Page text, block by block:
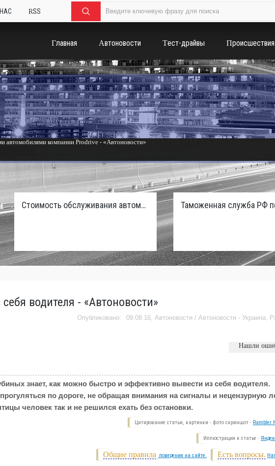
RSS
Главная Автоновости Тест-драйвы Происшествия
автомобилями компании Prodrive - «Автоновости»
привод России с бензиновым мотором - «Тюнинг и автоспорт»
Стоимость обслуживания автомобилей в России вырастет из-за дефицита кадров
водителя - «Автоновости»
09.08.16, Автоновости / Автоновости - Украина,
Нашли
знает, как можно быстро и эффективно вывести из себя водителя.
по дороге, не обращая внимания на сигналы и нецензурную
человек так и не решился ехать без остановки.
Цитирование статьи, картинки - фото скриншот - Rambler
Иллюстрация к статье -
Есть вопросы.
Общие правила поведения на сайте.